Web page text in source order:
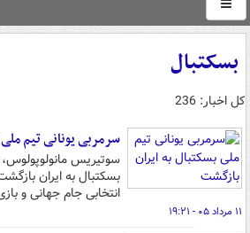
بسکتبال
کل اخبار: 236
سرمربی یونانی تیم
سوتیریس
بسکتبال به ایران
انتخابی جام جهانی و
۱۱ مرداد ۰۵ - ۱۹:۲۱